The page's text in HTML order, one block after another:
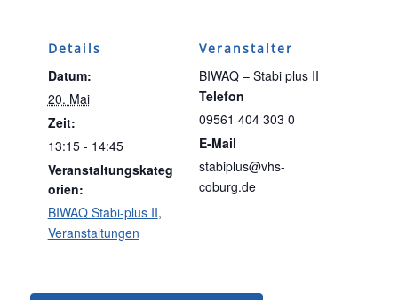
Details
Datum:
20. Mai
Zeit:
13:15 - 14:45
Veranstaltungskateg
orien:
BIWAQ Stabi-plus II,
Veranstaltungen
Veranstalter
BIWAQ – Stabi plus II
Telefon
09561 404 303 0
E-Mail
stabiplus@vhs-
coburg.de